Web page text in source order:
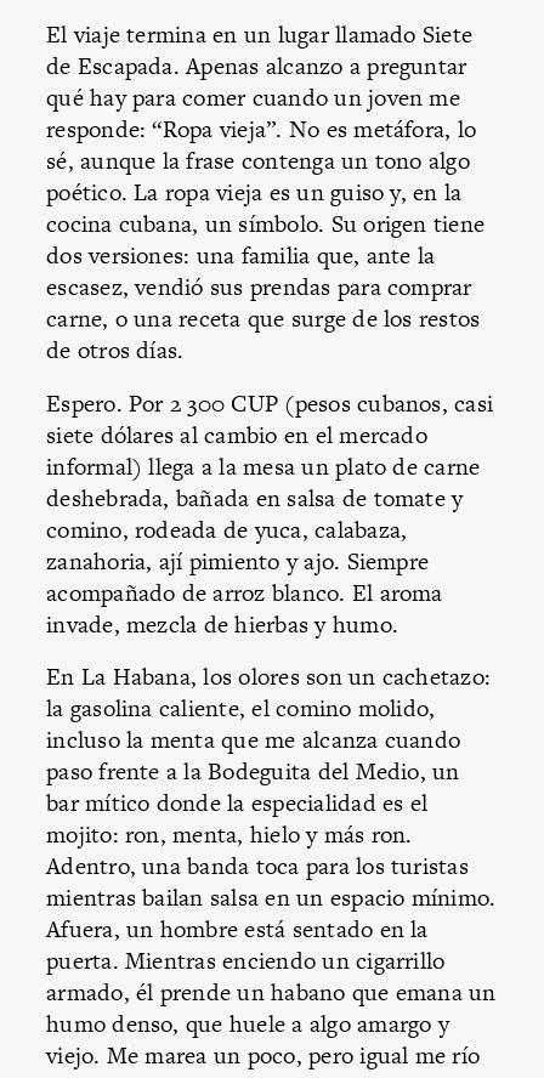
El viaje termina en un lugar llamado Siete
de Escapada. Apenas alcanzo a preguntar
qué hay para comer cuando un joven me
responde: “Ropa vieja”. No es metáfora, lo
sé, aunque la frase contenga un tono algo
poético. La ropa vieja es un guiso y, en la
cocina cubana, un símbolo. Su origen tiene
dos versiones: una familia que, ante la
escasez, vendió sus prendas para comprar
carne, o una receta que surge de los restos
de otros días.
Espero. Por 2 300 CUP (pesos cubanos, casi
siete dólares al cambio en el mercado
informal) llega a la mesa un plato de carne
deshebrada, bañada en salsa de tomate y
comino, rodeada de yuca, calabaza,
zanahoria, ají pimiento y ajo. Siempre
acompañado de arroz blanco. El aroma
invade, mezcla de hierbas y humo.
En La Habana, los olores son un cachetazo:
la gasolina caliente, el comino molido,
incluso la menta que me alcanza cuando
paso frente a la Bodeguita del Medio, un
bar mítico donde la especialidad es el
mojito: ron, menta, hielo y más ron.
Adentro, una banda toca para los turistas
mientras bailan salsa en un espacio mínimo.
Afuera, un hombre está sentado en la
puerta. Mientras enciendo un cigarrillo
armado, él prende un habano que emana un
humo denso, que huele a algo amargo y
viejo. Me marea un poco, pero igual me río